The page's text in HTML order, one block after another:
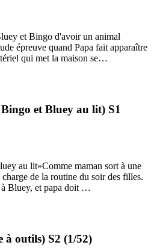
et Bingo d'avoir un animal
épreuve quand Papa fait apparaître
qui met la maison se…
et Bluey au lit) S1
au lit»Comme maman sort à une
charge de la routine du soir des filles.
Bluey, et papa doit …
à outils) S2 (1/52)